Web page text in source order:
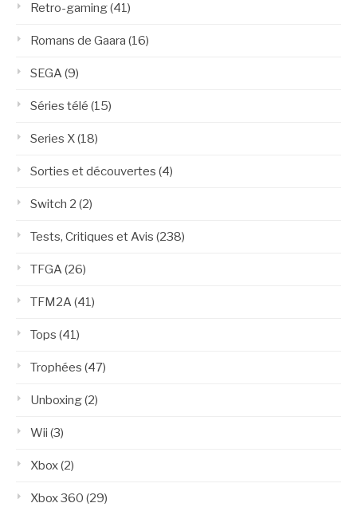
Retro-gaming(41)
Romans de Gaara (16)
SEGA(9)
Séries télé (15)
Series X(18)
Sorties et découvertes (4)
Switch 2 (2)
Tests, Critiques et Avis (238)
TFGA(26)
TFM2A(41)
Tops (41)
Trophées (47)
Unboxing(2)
Wii (3)
Xbox(2)
Xbox 360 (29)